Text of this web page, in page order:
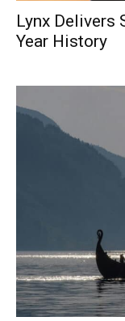
Lynx Delivers
Year History